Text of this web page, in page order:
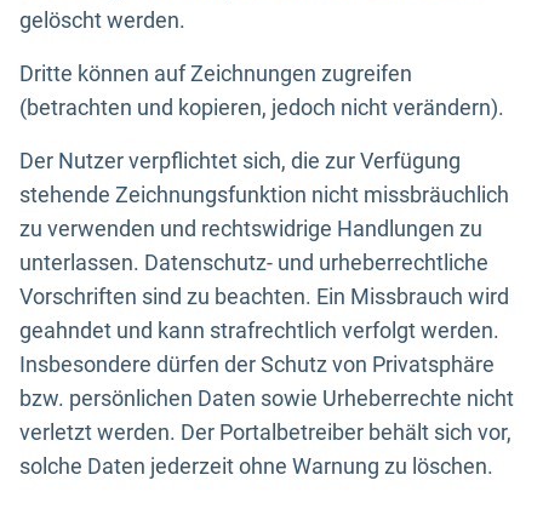
gelöscht werden.
Dritte können auf Zeichnungen zugreifen
(betrachten und kopieren, jedoch nicht verändern).
Der Nutzer verpflichtet sich, die zur Verfügung
stehende Zeichnungsfunktion nicht missbräuchlich
zu verwenden und rechtswidrige Handlungen zu
unterlassen. Datenschutz- und urheberrechtliche
Vorschriften sind zu beachten. Ein Missbrauch wird
geahndet und kann strafrechtlich verfolgt werden.
Insbesondere dürfen der Schutz von Privatsphäre
bzw. persönlichen Daten sowie Urheberrechte nicht
verletzt werden. Der Portalbetreiber behält sich vor,
solche Daten jederzeit ohne Warnung zu löschen.